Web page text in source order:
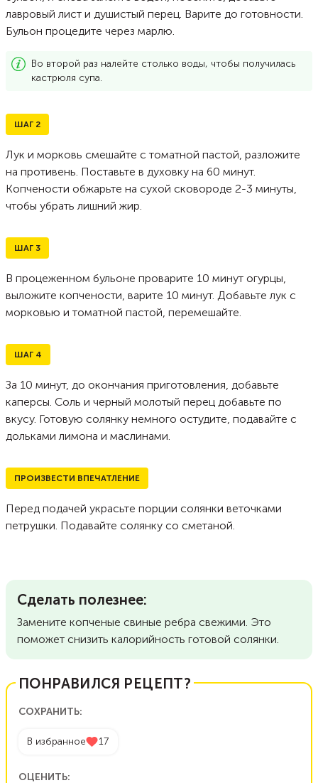
лавровый лист и душистый перец. Варите до готовности.
Бульон процедите через марлю.
Во второй раз налейте столько воды, чтобы получилась
кастрюля супа.
ШАГ 2
Лук и морковь смешайте с томатной пастой, разложите
на противень. Поставьте в духовку на 60 минут.
Копчености обжарьте на сухой сковороде 2-3 минуты,
чтобы убрать лишний жир.
ШАГ 3
В процеженном бульоне проварите 10 минут огурцы,
выложите копчености, варите 10 минут. Добавьте лук с
морковью и томатной пастой, перемешайте.
ШАГ 4
За 10 минут, до окончания приготовления, добавьте
каперсы. Соль и черный молотый перец добавьте по
вкусу. Готовую солянку немного остудите, подавайте с
дольками лимона и маслинами.
ПРОИЗВЕСТИ ВПЕЧАТЛЕНИЕ
Перед подачей украсьте порции солянки веточками
петрушки. Подавайте солянку со сметаной.
Сделать полезнее:
Замените копченые свиные ребра свежими. Это
поможет снизить калорийность готовой солянки.
ПОНРАВИЛСЯ РЕЦЕПТ?
СОХРАНИТЬ:
В избранное 17
ОЦЕНИТЬ: